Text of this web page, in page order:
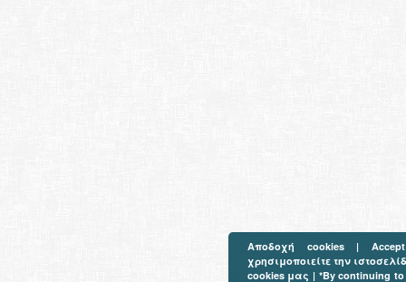
Αποδοχή cookies |
χρησιμοποιείτε την
cookies μας | *By continuing